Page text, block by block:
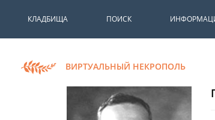
КЛАДБИЩА ПОИСК
ВИРТУАЛЬНЫЙ НЕКРОПОЛЬ